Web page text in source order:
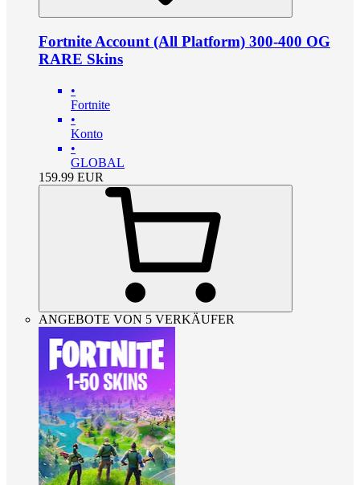
Fortnite Account (All Platform) 300-400 OG
RARE Skins
•
Fortnite
•
Konto
•
GLOBAL
159.99 EUR
ANGEBOTE VON 5 VERKÄUFER